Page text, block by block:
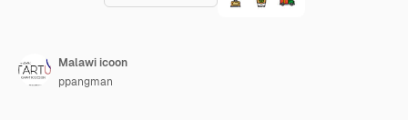
Malawi icoon
ppangman